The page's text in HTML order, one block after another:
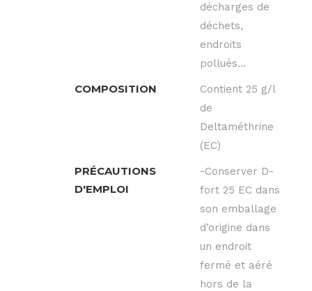
décharges de
déchets,
endroits
pollués…
COMPOSITION
Contient 25 g/l
de
Deltaméthrine
(EC)
PRÉCAUTIONS
D'EMPLOI
-Conserver D-
fort 25 EC dans
son emballage
d’origine dans
un endroit
fermé et aéré
hors de la